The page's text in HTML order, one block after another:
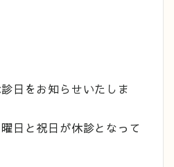
日をお知らせいたしま
日と祝日が休診となって